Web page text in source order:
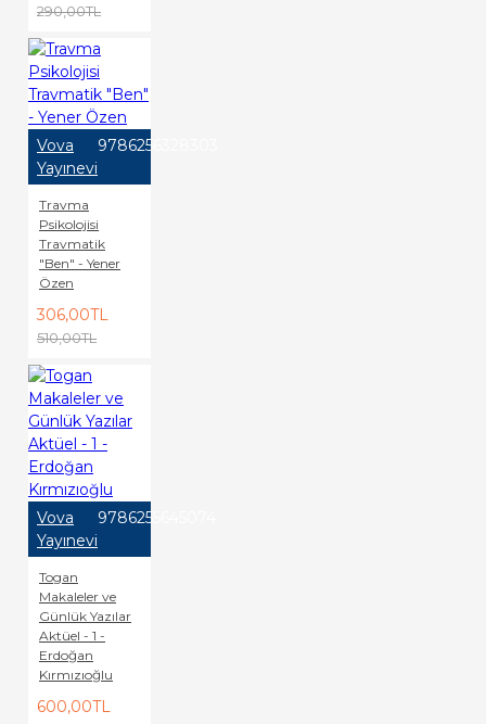
290,00TL
Vova
Yayınevi
9786256328303
Travma
Psikolojisi
Travmatik
"Ben" - Yener
Özen
306,00TL
510,00TL
Vova
Yayınevi
9786255645074
Togan
Makaleler ve
Günlük Yazılar
Aktüel - 1 -
Erdoğan
Kırmızıoğlu
600,00TL